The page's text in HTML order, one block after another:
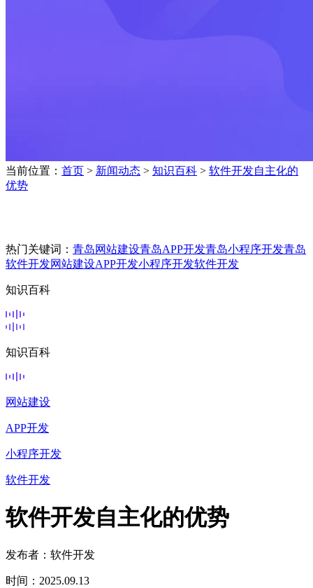
当前位置： 首页 > 新闻动态 > 知识百科 > 软件开发自主化的
优势
热门关键词： 青岛网站建设青岛APP开发青岛小程序开发青岛
软件开发网站建设APP开发小程序开发软件开发
知识百科
知识百科
网站建设
APP开发
小程序开发
软件开发
软件开发自主化的优势
发布者：软件开发
时间：2025.09.13